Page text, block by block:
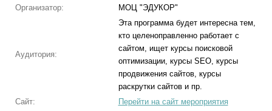
Организатор:
МОЦ "ЭДУКОР"
Аудитория:
Эта программа будет интересна тем,
кто целеноправленно работает с
сайтом, ищет курсы поисковой
оптимизации, курсы SEO, курсы
продвижения сайтов, курсы
раскрутки сайтов и пр.
Сайт:
Перейти на сайт мероприятия